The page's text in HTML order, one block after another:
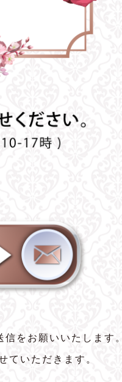
をお願いいたします。
ていただきます。